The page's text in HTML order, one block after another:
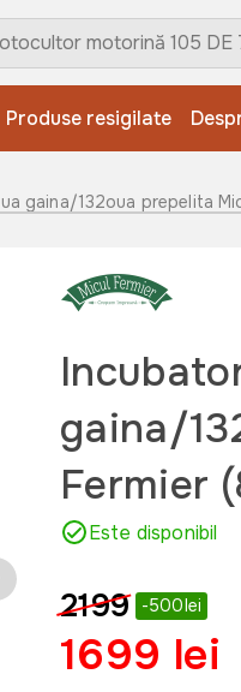
Produse resigilate
gaina/132oua prepelita
gaina/
Fermier
Este disponibil
2199 -500lei
1699 lei